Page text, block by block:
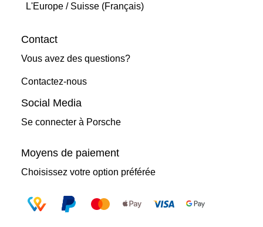
L'Europe/ Suisse (Français)
Contact
Vous avez des questions?
Contactez-nous
Social Media
Se connecter à Porsche
Moyens de paiement
Choisissez votre option préférée